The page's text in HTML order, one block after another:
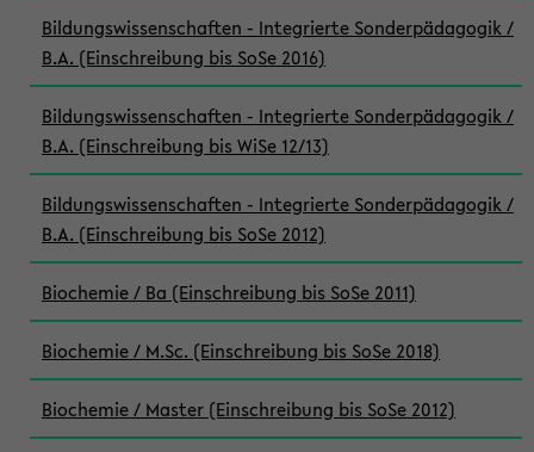
Bildungswissenschaften - Integrierte Sonderpädagogik /
B.A. (Einschreibung bis SoSe 2016)
Bildungswissenschaften - Integrierte Sonderpädagogik /
B.A. (Einschreibung bis WiSe 12/13)
Bildungswissenschaften - Integrierte Sonderpädagogik /
B.A. (Einschreibung bis SoSe 2012)
Biochemie / Ba (Einschreibung bis SoSe 2011)
Biochemie / M.Sc. (Einschreibung bis SoSe 2018)
Biochemie / Master (Einschreibung bis SoSe 2012)